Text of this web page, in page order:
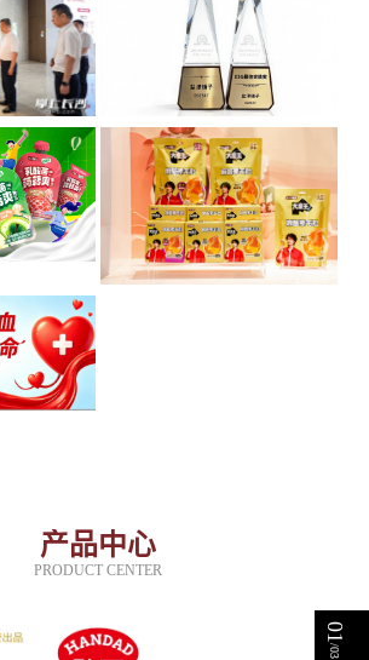
产品中心
PRODUCT CENTER
01
/03